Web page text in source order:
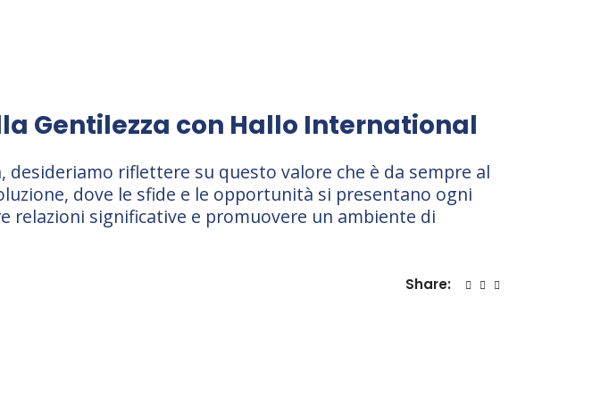
Gentilezza con Hallo International
desideriamo riflettere su questo valore che è da sempre al
dove le sfide e le opportunità si presentano ogni
relazioni significative e promuovere un ambiente di
Share: